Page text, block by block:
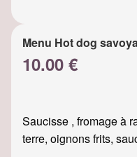
Menu Hot dog
10.00 €
Saucisse , fromage à
terre, oignons frits,